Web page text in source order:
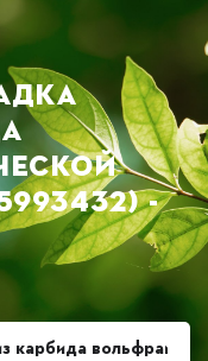
-
карбида